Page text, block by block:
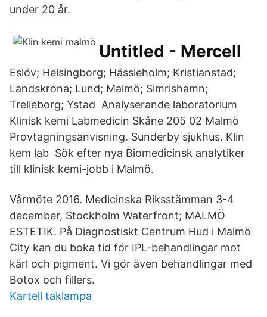
under 20 år.
Untitled - Mercell
Eslöv; Helsingborg; Hässleholm; Kristianstad;
Landskrona; Lund; Malmö; Simrishamn;
Trelleborg; Ystad Analyserande laboratorium
Klinisk kemi Labmedicin Skåne 205 02 Malmö
Provtagningsanvisning. Sunderby sjukhus. Klin
kem lab Sök efter nya Biomedicinsk analytiker
till klinisk kemi-jobb i Malmö.
Vårmöte 2016. Medicinska Riksstämman 3-4
december, Stockholm Waterfront; MALMÖ
ESTETIK. På Diagnostiskt Centrum Hud i Malmö
City kan du boka tid för IPL-behandlingar mot
kärl och pigment. Vi gör även behandlingar med
Botox och fillers.
Kartell taklampa